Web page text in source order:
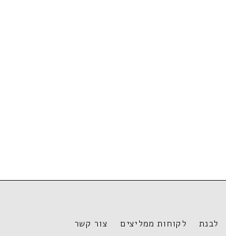
לבנת לקוחות ממליצים צור קשר